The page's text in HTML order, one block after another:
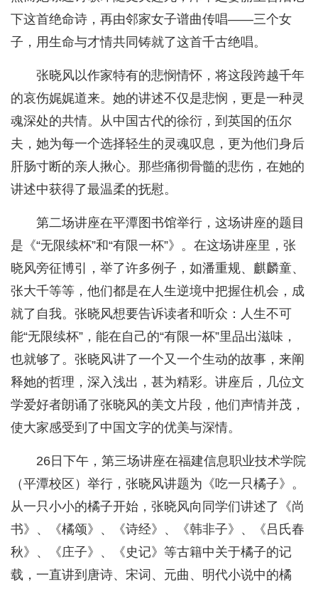
下这首绝命诗，再由邻家女子谱曲传唱——三个女
子，用生命与才情共同铸就了这首千古绝唱。
张晓风以作家特有的悲悯情怀，将这段跨越千年
的哀伤娓娓道来。她的讲述不仅是悲悯，更是一种灵
魂深处的共情。从中国古代的徐衍，到英国的伍尔
夫，她为每一个选择轻生的灵魂叹息，更为他们身后
肝肠寸断的亲人揪心。那些痛彻骨髓的悲伤，在她的
讲述中获得了最温柔的抚慰。
第二场讲座在平潭图书馆举行，这场讲座的题目
是《“无限续杯”和“有限一杯”》。在这场讲座里，张
晓风旁征博引，举了许多例子，如潘重规、麒麟童、
张大千等等，他们都是在人生逆境中把握住机会，成
就了自我。张晓风想要告诉读者和听众：人生不可
能“无限续杯”，能在自己的“有限一杯”里品出滋味，
也就够了。张晓风讲了一个又一个生动的故事，来阐
释她的哲理，深入浅出，甚为精彩。讲座后，几位文
学爱好者朗诵了张晓风的美文片段，他们声情并茂，
使大家感受到了中国文字的优美与深情。
26日下午，第三场讲座在福建信息职业技术学院
（平潭校区）举行，张晓风讲题为《吃一只橘子》。
从一只小小的橘子开始，张晓风向同学们讲述了《尚
书》、《橘颂》、《诗经》、《韩非子》、《吕氏春
秋》、《庄子》、《史记》等古籍中关于橘子的记
载，一直讲到唐诗、宋词、元曲、明代小说中的橘